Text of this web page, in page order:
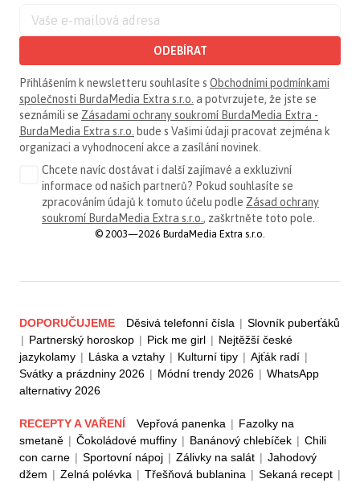
ODEBÍRAT
Přihlášením k newsletteru souhlasíte s Obchodními podmínkami
společnosti BurdaMedia Extra s.r.o. a potvrzujete, že jste se
seznámili se Zásadami ochrany soukromí BurdaMedia Extra -
BurdaMedia Extra s.r.o. bude s Vašimi údaji pracovat zejména k
organizaci a vyhodnocení akce a zasílání novinek.
Chcete navíc dostávat i další zajímavé a exkluzivní
informace od našich partnerů? Pokud souhlasíte se
zpracováním údajů k tomuto účelu podle Zásad ochrany
soukromí BurdaMedia Extra s.r.o. , zaškrtněte toto pole.
© 2003—2026 BurdaMedia Extra s.r.o.
DOPORUČUJEME Děsivá telefonní čísla | Slovník puberťáků
| Partnerský horoskop | Pick me girl | Nejtěžší české
jazykolamy | Láska a vztahy | Kulturní tipy | Ajťák radí |
Svátky a prázdniny 2026 | Módní trendy 2026 | WhatsApp
alternativy 2026
RECEPTY A VAŘENÍ Vepřová panenka | Fazolky na
smetaně | Čokoládové muffiny | Banánový chlebíček | Chili
con carne | Sportovní nápoj | Zálivky na salát | Jahodový
džem | Zelná polévka | Třešňová bublanina | Sekaná recept |